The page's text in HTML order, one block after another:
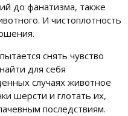
до фанатизма, также
И чистоплотность
снять чувство
для себя
случаях животное
шерсти и глотать их,
последствиям.